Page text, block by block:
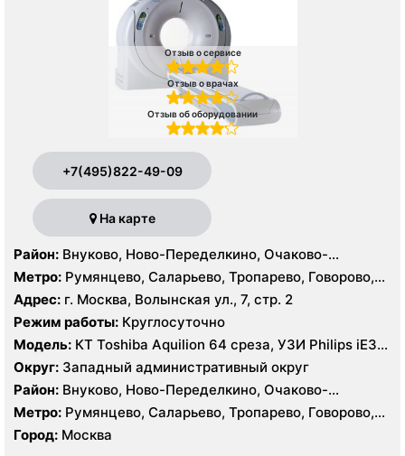
Отзыв о сервисе
Отзыв о врачах
Отзыв об оборудовании
+7(495)822-49-09
На карте
Район: Внуково, Ново-Переделкино, Очаково-
Матвеевское, Проспект Вернадского, Солнцево,
Тропарёво-Никулино
Метро: Румянцево, Саларьево, Тропарево, Говорово,
Рассказовка, Солнцево, Филатов Луг, Боровское
шоссе
Адрес: г. Москва, Волынская ул., 7, стр. 2
Режим работы: Круглосуточно
Модель: КТ Toshiba Aquilion 64 среза, УЗИ Philips iE33,
GE Logiq P6, Medison MySono U5
Округ: Западный административный округ
Район: Внуково, Ново-Переделкино, Очаково-
Матвеевское, Проспект Вернадского, Солнцево,
Тропарёво-Никулино
Метро: Румянцево, Саларьево, Тропарево, Говорово,
Рассказовка, Солнцево, Филатов Луг, Боровское
шоссе
Город: Москва